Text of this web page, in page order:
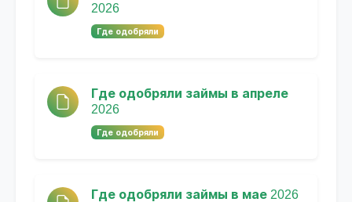
2026
Где одобряли
Где одобряли займы в апреле
2026
Где одобряли
Где одобряли займы в мае 2026